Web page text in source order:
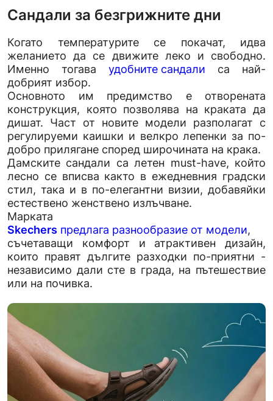
Сандали за безгрижните дни
Когато температурите се покачат, идва
желанието да се движите леко и свободно.
Именно тогава удобните сандали са най-
добрият избор.
Основното им предимство е отворената
конструкция, която позволява на краката да
дишат. Част от новите модели разполагат с
регулируеми каишки и велкро лепенки за по-
добро прилягане според широчината на крака.
Дамските сандали са летен must-have, който
лесно се вписва както в ежедневния градски
стил, така и в по-елегантни визии, добавяйки
естествено женствено излъчване.
Марката
Skechers предлага разнообразие от модели,
съчетаващи комфорт и атрактивен дизайн,
които правят дългите разходки по-приятни -
независимо дали сте в града, на пътешествие
или на почивка.